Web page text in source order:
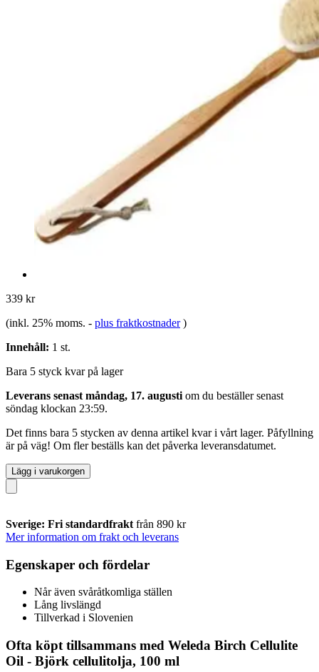
339 kr
(inkl. 25% moms. - plus fraktkostnader )
Innehåll: 1 st.
Bara 5 styck kvar på lager
Leverans senast måndag, 17. augusti om du beställer senast
söndag klockan 23:59.
Det finns bara 5 stycken av denna artikel kvar i vårt lager. Påfyllning
är på väg! Om fler beställs kan det påverka leveransdatumet.
Lägg i varukorgen
Sverige: Fri standardfrakt från 890 kr
Mer information om frakt och leverans
Egenskaper och fördelar
Når även svåråtkomliga ställen
Lång livslängd
Tillverkad i Slovenien
Ofta köpt tillsammans med Weleda Birch Cellulite
Oil - Björk cellulitolja, 100 ml